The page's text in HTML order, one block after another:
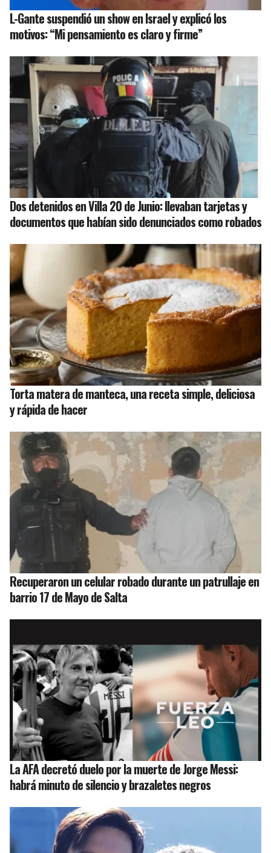
L-Gante suspendió un show en Israel y explicó los
motivos: “Mi pensamiento es claro y firme”
Dos detenidos en Villa 20 de Junio: llevaban tarjetas y
documentos que habían sido denunciados como robados
Torta matera de manteca, una receta simple, deliciosa
y rápida de hacer
Recuperaron un celular robado durante un patrullaje en
barrio 17 de Mayo de Salta
La AFA decretó duelo por la muerte de Jorge Messi:
habrá minuto de silencio y brazaletes negros